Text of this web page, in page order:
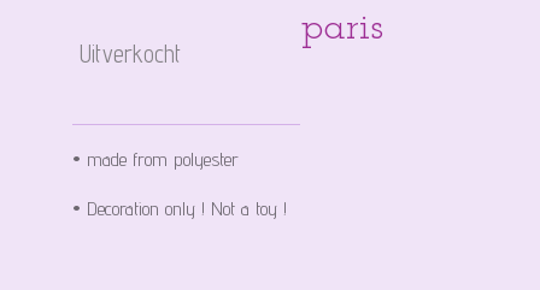
paris
Uitverkocht
• made from polyester
• Decoration only ! Not a toy !